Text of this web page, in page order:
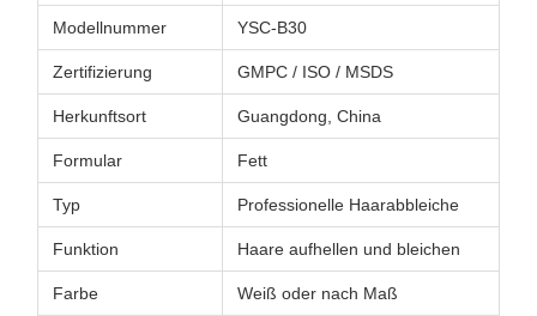
Modellnummer YSC-B30
Zertifizierung GMPC / ISO / MSDS
Herkunftsort Guangdong, China
Formular Fett
Typ Professionelle Haarabbleiche
Funktion Haare aufhellen und bleichen
Farbe Weiß oder nach Maß